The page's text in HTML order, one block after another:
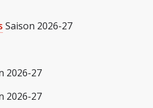
Saison 2026-27
2026-27
2026-27